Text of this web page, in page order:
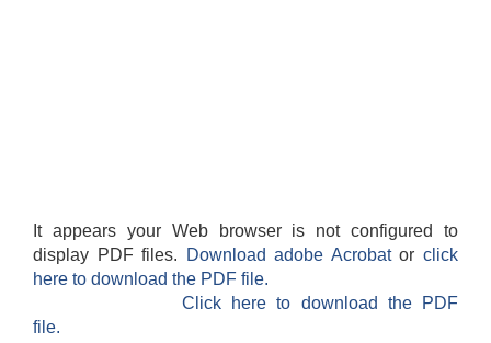
It appears your Web browser is not configured to
display PDF files.
Download adobe Acrobatorclick
here to download the PDF file.
Click here to download the PDF
file.